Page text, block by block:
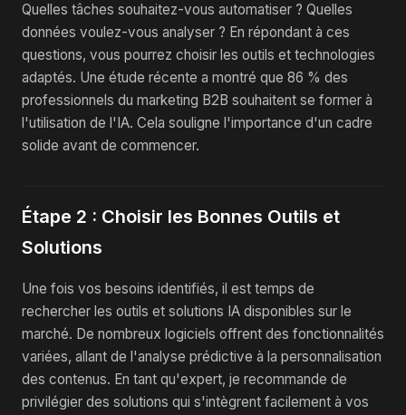
Quelles tâches souhaitez-vous automatiser ? Quelles
données voulez-vous analyser ? En répondant à ces
questions, vous pourrez choisir les outils et technologies
adaptés. Une étude récente a montré que 86 % des
professionnels du marketing B2B souhaitent se former à
l'utilisation de l'IA. Cela souligne l'importance d'un cadre
solide avant de commencer.
Étape 2 : Choisir les Bonnes Outils et
Solutions
Une fois vos besoins identifiés, il est temps de
rechercher les outils et solutions IA disponibles sur le
marché. De nombreux logiciels offrent des fonctionnalités
variées, allant de l'analyse prédictive à la personnalisation
des contenus. En tant qu'expert, je recommande de
privilégier des solutions qui s'intègrent facilement à vos